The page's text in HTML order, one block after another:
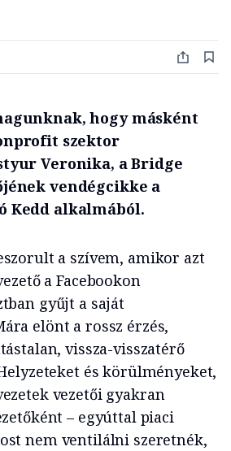
hogy másként
szektor
Veronika, a Bridge
vendégcikke a
Kedd alkalmából.
a szívem, amikor azt
a Facebookon
gyűjt a saját
elönt a rossz érzés,
vissza-visszatérő
és körülményeket,
vezetői gyakran
– egyúttal piaci
nem ventilálni szeretnék,